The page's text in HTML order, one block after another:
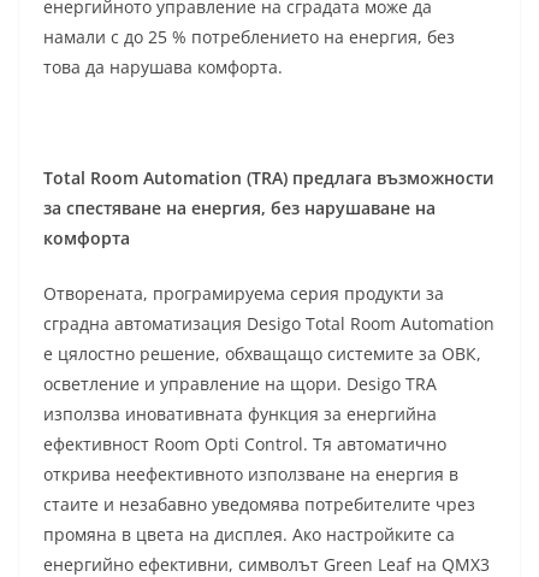
енергийното управление на сградата може да
намали с до 25 % потреблението на енергия, без
това да нарушава комфорта.
Total Room Automation (TRA) предлага възможности
за спестяване на енергия, без нарушаване на
комфорта
Отворената, програмируема серия продукти за
сградна автоматизация Desigo Total Room Automation
е цялостно решение, обхващащо системите за ОВК,
осветление и управление на щори. Desigo TRA
използва иновативната функция за енергийна
ефективност Room Opti Control. Тя автоматично
открива неефективното използване на енергия в
стаите и незабавно уведомява потребителите чрез
промяна в цвета на дисплея. Aко настройките са
енергийно ефективни, символът Green Leaf на QMX3